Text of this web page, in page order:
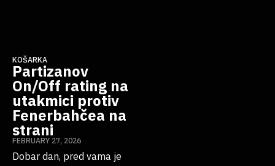
KOŠARKA
Partizanov
On/Off rating na
utakmici protiv
Fenerbahčea na
strani
FEBRUARY 27, 2026
Dobar dan, pred vama je